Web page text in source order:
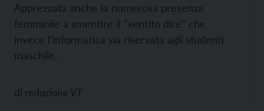
Apprezzata anche la numerosa presenza
femminile a smentire il “sentito dire” che
invece l’informatica sia riservata agli studenti
maschile.
di redazione VT